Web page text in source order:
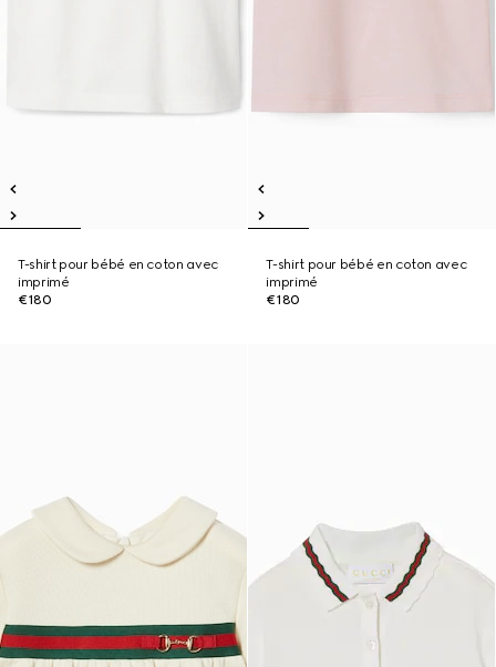
T-shirt pour bébé en coton avec
imprimé
€180
T-shirt pour bébé en coton avec
imprimé
€180